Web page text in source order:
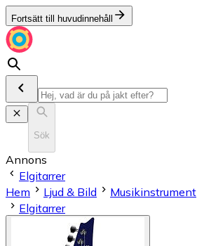
Fortsätt till huvudinnehåll
Sök
Annons
Elgitarrer
Hem
Ljud & Bild Musikinstrument
Elgitarrer